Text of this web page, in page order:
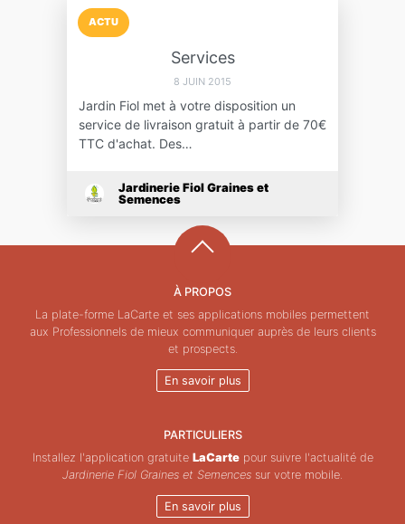
ACTU
Services
8 JUIN 2015
Jardin Fiol met à votre disposition un
service de livraison gratuit à partir de 70€
TTC d'achat. Des…
Jardinerie Fiol Graines et
Semences
À PROPOS
La plate-forme LaCarte et ses applications mobiles permettent
aux Professionnels de mieux communiquer auprès de leurs clients
et prospects.
En savoir plus
PARTICULIERS
Installez l'application gratuite LaCartepour suivre l'actualité de
Jardinerie Fiol Graines et Semences sur votre mobile.
En savoir plus